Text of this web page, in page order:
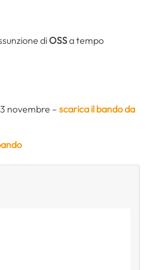
diOSSa tempo
novembre – scarica il bando da